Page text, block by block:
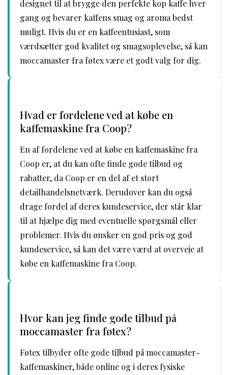
designet til at brygge den perfekte kop kaffe hver
gang og bevarer kaffens smag og aroma bedst
muligt. Hvis du er en kaffeentusiast, som
værdsætter god kvalitet og smagsoplevelse, så kan
moccamaster fra føtex være et godt valg for dig.
Hvad er fordelene ved at købe en
kaffemaskine fra Coop?
En af fordelene ved at købe en kaffemaskine fra
Coop er, at du kan ofte finde gode tilbud og
rabatter, da Coop er en del af et stort
detailhandelsnetværk. Derudover kan du også
drage fordel af deres kundeservice, der står klar
til at hjælpe dig med eventuelle spørgsmål eller
problemer. Hvis du ønsker en god pris og god
kundeservice, så kan det være værd at overveje at
købe en kaffemaskine fra Coop.
Hvor kan jeg finde gode tilbud på
moccamaster fra føtex?
Føtex tilbyder ofte gode tilbud på moccamaster-
kaffemaskiner, både online og i deres fysiske